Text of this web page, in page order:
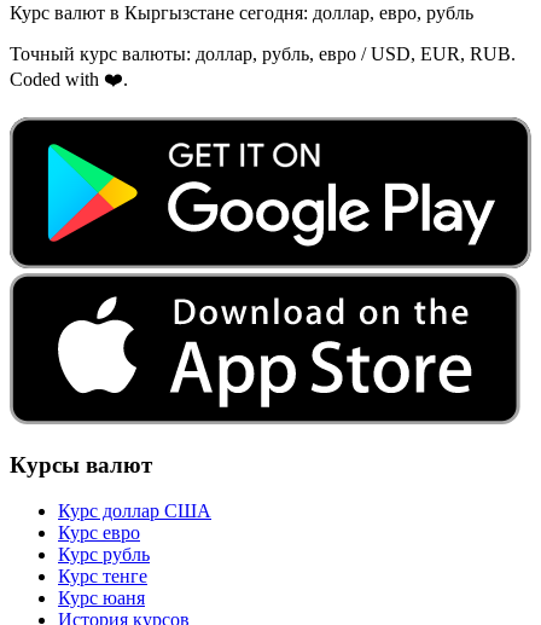
Курс валют в Кыргызстане сегодня: доллар, евро, рубль
Точный курс валюты: доллар, рубль, евро / USD, EUR, RUB.
Coded with ❤️.
Курсы валют
Курс доллар США
Курс евро
Курс рубль
Курс тенге
Курс юаня
История курсов